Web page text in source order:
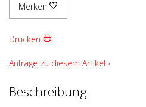
Merken
Drucken
Anfrage zu diesem Artikel ›
Beschreibung